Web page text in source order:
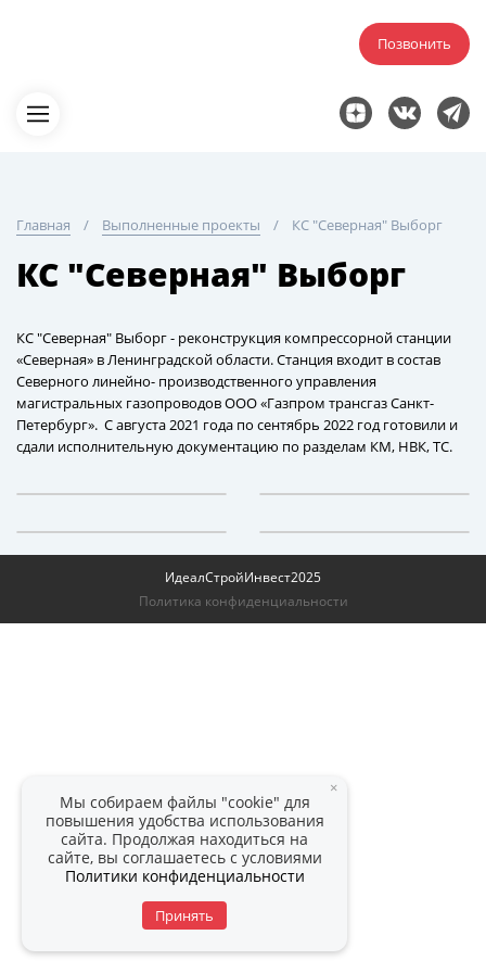
Позвонить
Главная Выполненные проекты КС "Северная" Выборг
КС "Северная" Выборг
КС "Северная" Выборг - реконструкция компрессорной станции
«Северная» в Ленинградской области. Станция входит в состав
Северного линейно- производственного управления
магистральных газопроводов ООО «Газпром трансгаз Санкт-
Петербург». С августа 2021 года по сентябрь 2022 год готовили и
сдали исполнительную документацию по разделам КМ, НВК, ТС.
ИдеалСтройИнвест2025
Политика конфиденциальности
×
Мы собираем файлы "cookie" для
повышения удобства использования
сайта. Продолжая находиться на
сайте, вы соглашаетесь с условиями
Политики конфиденциальности
Принять